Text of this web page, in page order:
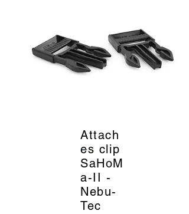
Attach
es clip
SaHoM
a-II -
Nebu-
Tec
_